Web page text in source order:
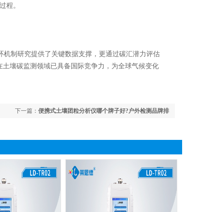
程。
制研究提供了关键数据支撑，更通过碳汇潜力评估
壤碳监测领域已具备国际竞争力，为全球气候变化
下一篇： 便携式土壤团粒分析仪哪个牌子好?户外检测品牌排